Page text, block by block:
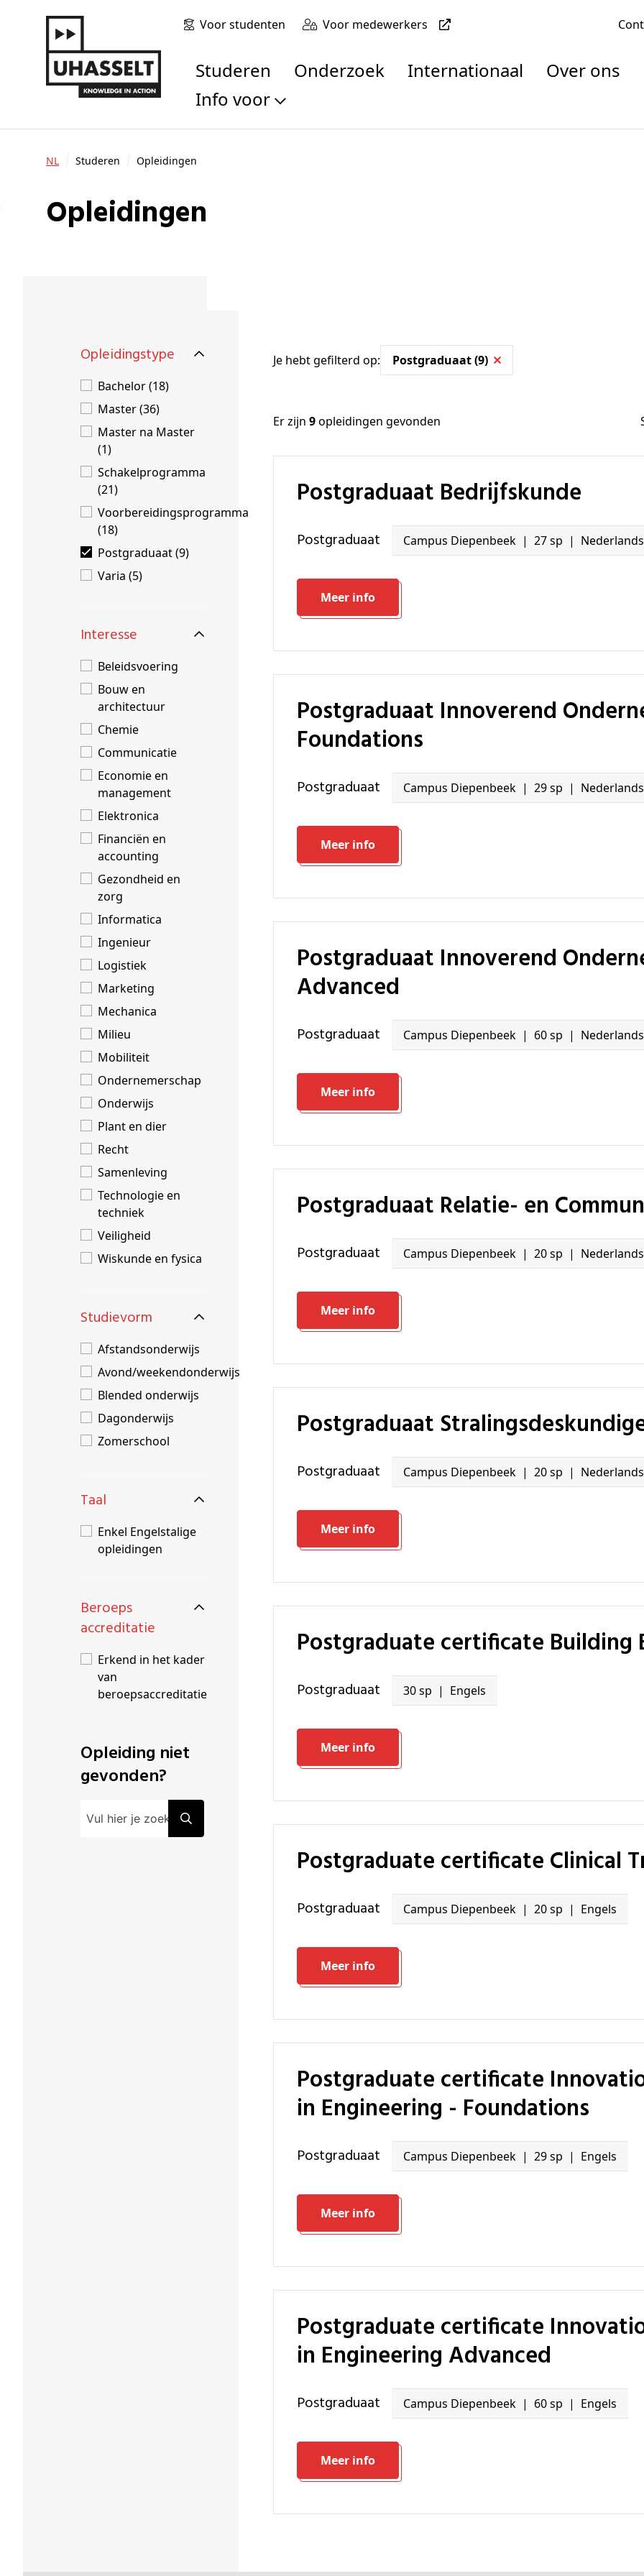
Voor studenten Voor medewerkers
Studeren Onderzoek Internationaal
Over ons
Info voor
Toekomstige studenten
NL Studeren Opleidingen
Opleidingen
Opleidingstype
Bachelor (18)
Master (36)
Master na Master
(1)
Schakelprogramma
(21)
Voorbereidingsprogramma
(18)
Postgraduaat (9)
Varia (5)
Interesse
Beleidsvoering
Bouw en
architectuur
Chemie
Communicatie
Economie en
management
Elektronica
Financiën en
accounting
Gezondheid en
zorg
Informatica
Ingenieur
Logistiek
Marketing
Mechanica
Milieu
Mobiliteit
Ondernemerschap
Onderwijs
Plant en dier
Recht
Samenleving
Technologie en
techniek
Veiligheid
Wiskunde en fysica
Studievorm
Afstandsonderwijs
Avond/weekendonderwijs
Blended onderwijs
Dagonderwijs
Zomerschool
Taal
Enkel Engelstalige
opleidingen
Beroeps
accreditatie
Erkend in het kader
van
beroepsaccreditatie
Opleiding niet
gevonden?
Je hebt gefilterd op: Postgraduaat (9)
Er zijn 9opleidingen gevonden
Postgraduaat Bedrijfskunde
Postgraduaat Campus Diepenbeek 27 sp Nederlands
Meer info
Postgraduaat Innoverend Ondernemen voor Ingenieurs -
Foundations
Postgraduaat Campus Diepenbeek 29 sp Nederlands
Meer info
Postgraduaat Innoverend Ondernemen voor Ingenieurs
Advanced
Postgraduaat Campus Diepenbeek 60 sp Nederlands
Meer info
Postgraduaat Relatie- en
Postgraduaat Campus Diepenbeek 20 sp Nederlands
Meer info
Postgraduaat
Postgraduaat Campus Diepenbeek 20 sp Nederlands
Meer info
Postgraduate certificate Building
Postgraduaat 30 sp Engels
Meer info
Postgraduate certificate Clinical
Postgraduaat Campus Diepenbeek 20 sp Engels
Meer info
Postgraduate certificate Innovation and Entrepreneurship
in Engineering - Foundations
Postgraduaat Campus Diepenbeek 29 sp Engels
Meer info
Postgraduate certificate Innovation and Entrepreneurship
in Engineering Advanced
Postgraduaat Campus Diepenbeek 60 sp Engels
Meer info